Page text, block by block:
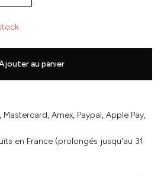
au panier
Amex, Paypal, Apple Pay,
en France (prolongés jusqu'au 31